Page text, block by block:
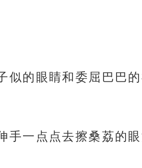
似的眼睛和委屈巴巴
一点点去擦桑荔的